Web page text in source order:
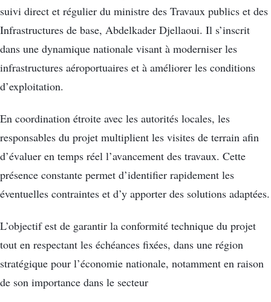
suivi direct et régulier du ministre des Travaux publics et des
Infrastructures de base, Abdelkader Djellaoui. Il s’inscrit
dans une dynamique nationale visant à moderniser les
infrastructures aéroportuaires et à améliorer les conditions
d’exploitation.
En coordination étroite avec les autorités locales, les
responsables du projet multiplient les visites de terrain afin
d’évaluer en temps réel l’avancement des travaux. Cette
présence constante permet d’identifier rapidement les
éventuelles contraintes et d’y apporter des solutions adaptées.
L’objectif est de garantir la conformité technique du projet
tout en respectant les échéances fixées, dans une région
stratégique pour l’économie nationale, notamment en raison
de son importance dans le secteur